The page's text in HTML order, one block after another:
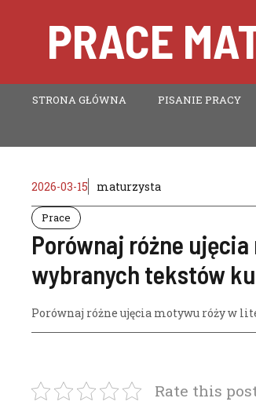
PRACE
STRONA GŁÓWNA PISANIE PRACY
2026-03-15 maturzysta
Prace
Porównaj różne
wybranych tekstów
Porównaj różne ujęcia motywu róży w
Rate this